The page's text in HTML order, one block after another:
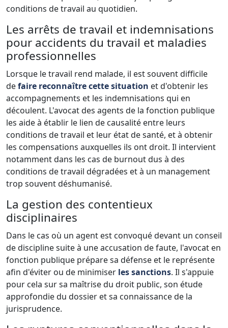
conditions de travail au quotidien.
Les arrêts de travail et indemnisations
pour accidents du travail et maladies
professionnelles
Lorsque le travail rend malade, il est souvent difficile
defaire reconnaître cette situation et d'obtenir les
accompagnements et les indemnisations qui en
découlent. L'avocat des agents de la fonction publique
les aide à établir le lien de causalité entre leurs
conditions de travail et leur état de santé, et à obtenir
les compensations auxquelles ils ont droit. Il intervient
notamment dans les cas de burnout dus à des
conditions de travail dégradées et à un management
trop souvent déshumanisé.
La gestion des contentieux
disciplinaires
Dans le cas où un agent est convoqué devant un conseil
de discipline suite à une accusation de faute, l'avocat en
fonction publique prépare sa défense et le représente
afin d'éviter ou de minimiser les sanctions. Il s'appuie
pour cela sur sa maîtrise du droit public, son étude
approfondie du dossier et sa connaissance de la
jurisprudence.